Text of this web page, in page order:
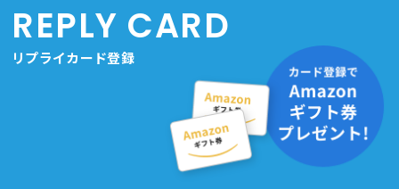
REPLY CARD
リプライカード登録